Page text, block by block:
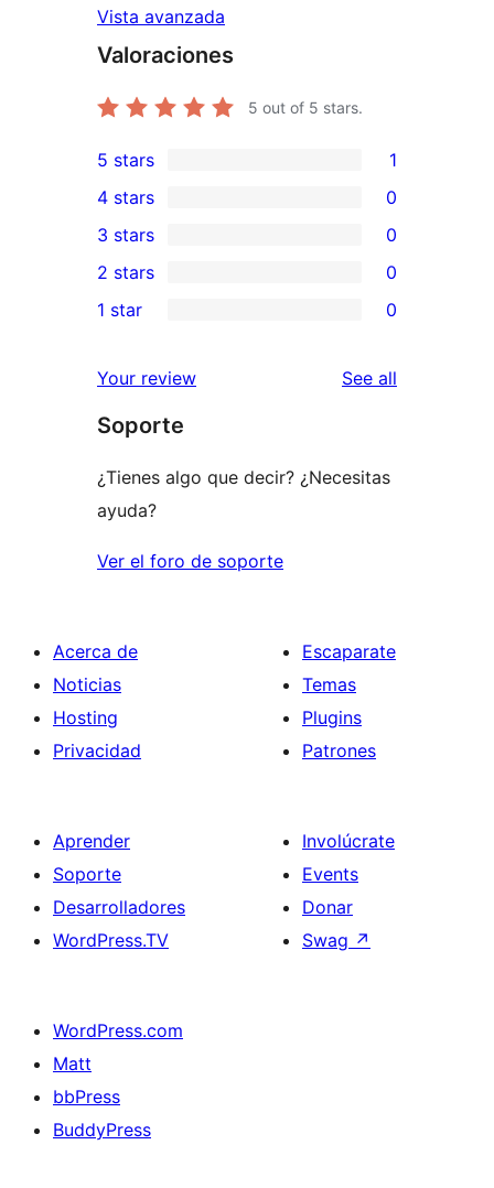
Vista avanzada
Valoraciones
5 out of 5 stars.
1
5-
star
review
5 stars 1
4-
star
reviews
4 stars 0
0
3-
star
3 stars 0
2-
reviews
2 stars 0
star
reviews
1 star 0
Your review See all
Soporte
¿Tienes algo que decir? ¿Necesitas
ayuda?
Ver el foro de soporte
Acerca de
Noticias
Hosting
Privacidad
Escaparate
Temas
Plugins
Patrones
Aprender
Soporte
Desarrolladores
WordPress.TV
Involúcrate
Events
Donar
Swag ↗
WordPress.com
Matt
bbPress
BuddyPress